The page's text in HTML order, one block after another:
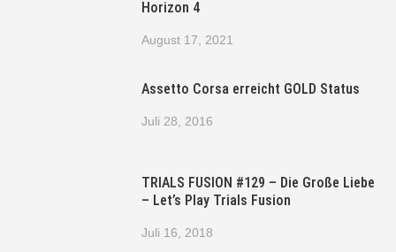
Horizon 4
August 17, 2021
Assetto Corsa erreicht GOLD Status
Juli 28, 2016
TRIALS FUSION #129 – Die Große Liebe
– Let’s Play Trials Fusion
Juli 16, 2018